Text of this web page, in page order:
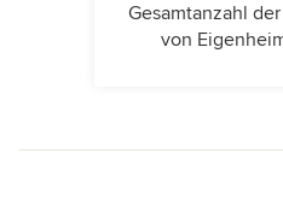
Gesamtanzahl
von